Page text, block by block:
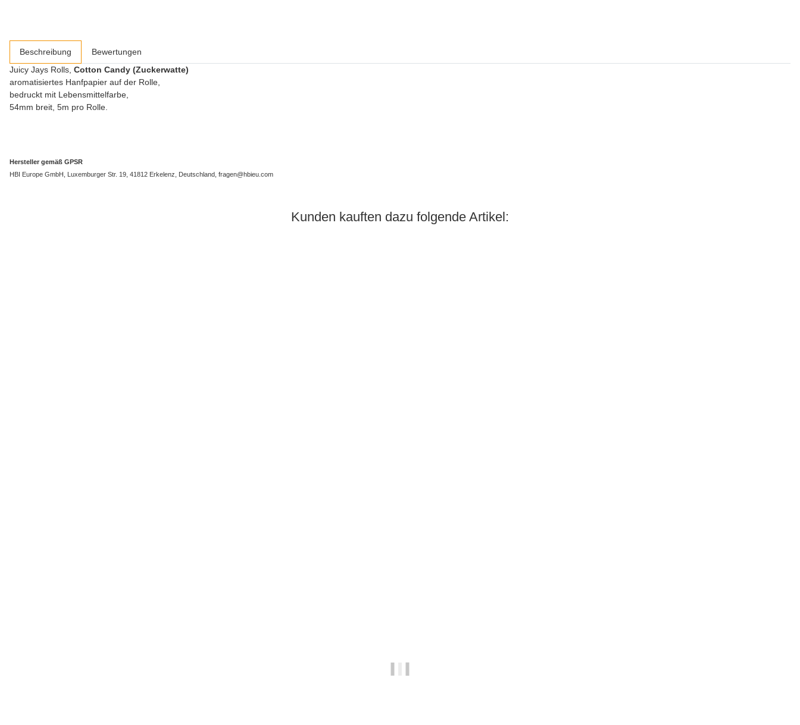
Beschreibung
Bewertungen
Juicy Jays Rolls, Cotton Candy (Zuckerwatte)
aromatisiertes Hanfpapier auf der Rolle,
bedruckt mit Lebensmittelfarbe,
54mm breit, 5m pro Rolle.
Hersteller gemäß GPSR
HBI Europe GmbH, Luxemburger Str. 19, 41812 Erkelenz, Deutschland, fragen@hbieu.com
Kunden kauften dazu folgende Artikel: